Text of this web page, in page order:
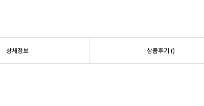
상세정보 상품후기 ()